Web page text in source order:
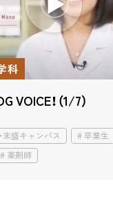
科
VOICE！（1/7）
末盛キャンパス
卒業生
薬剤師